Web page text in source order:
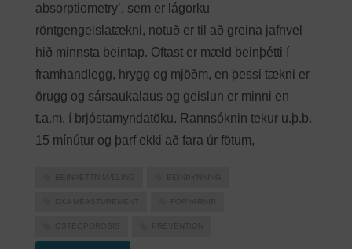
absorptiometry’, sem er lágorku
röntgengeislatækni, notuð er til að greina jafnvel
hið minnsta beintap. Oftast er mæld beinþétti í
framhandlegg, hrygg og mjöðm, en þessi tækni er
örugg og sársaukalaus og geislun er minni en
t.a.m. í brjóstamyndatöku. Rannsóknin tekur u.þ.b.
15 mínútur og þarf ekki að fara úr fötum,